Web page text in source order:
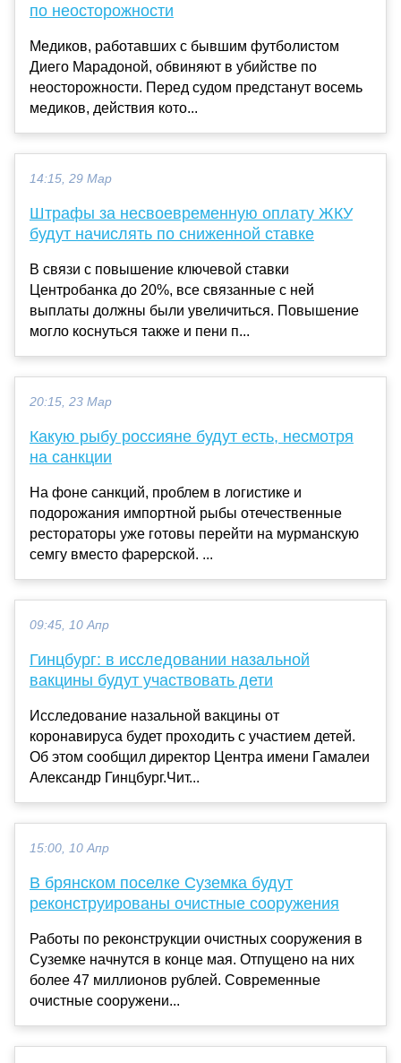
по неосторожности
Медиков, работавших с бывшим футболистом
Диего Марадоной, обвиняют в убийстве по
неосторожности. Перед судом предстанут восемь
медиков, действия кото...
14:15, 29 Мар
Штрафы за несвоевременную оплату ЖКУ
будут начислять по сниженной ставке
В связи с повышение ключевой ставки
Центробанка до 20%, все связанные с ней
выплаты должны были увеличиться. Повышение
могло коснуться также и пени п...
20:15, 23 Мар
Какую рыбу россияне будут есть, несмотря
на санкции
На фоне санкций, проблем в логистике и
подорожания импортной рыбы отечественные
рестораторы уже готовы перейти на мурманскую
семгу вместо фарерской. ...
09:45, 10 Апр
Гинцбург: в исследовании назальной
вакцины будут участвовать дети
Исследование назальной вакцины от
коронавируса будет проходить с участием детей.
Об этом сообщил директор Центра имени Гамалеи
Александр Гинцбург.Чит...
15:00, 10 Апр
В брянском поселке Суземка будут
реконструированы очистные сооружения
Работы по реконструкции очистных сооружения в
Суземке начнутся в конце мая. Отпущено на них
более 47 миллионов рублей. Современные
очистные сооружени...